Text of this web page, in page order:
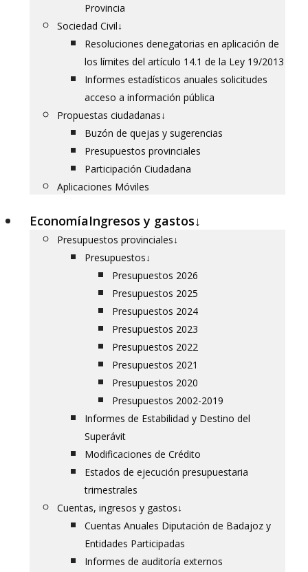
Provincia
Sociedad Civil↓
Resoluciones denegatorias en aplicación de
los límites del artículo 14.1 de la Ley 19/2013
Informes estadísticos anuales solicitudes
acceso a información pública
Propuestas ciudadanas↓
Buzón de quejas y sugerencias
Presupuestos provinciales
Participación Ciudadana
Aplicaciones Móviles
EconomíaIngresos y gastos↓
Presupuestos provinciales↓
Presupuestos↓
Presupuestos 2026
Presupuestos 2025
Presupuestos 2024
Presupuestos 2023
Presupuestos 2022
Presupuestos 2021
Presupuestos 2020
Presupuestos 2002-2019
Informes de Estabilidad y Destino del
Superávit
Modificaciones de Crédito
Estados de ejecución presupuestaria
trimestrales
Cuentas, ingresos y gastos↓
Cuentas Anuales Diputación de Badajoz y
Entidades Participadas
Informes de auditoría externos